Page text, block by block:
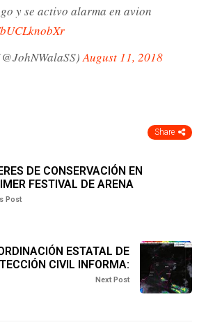
y se activo alarma en avion
August 11, 2018
Share
DE CONSERVACIÓN EN
FESTIVAL DE ARENA
Post
ESTATAL DE
CIVIL INFORMA:
Next Post